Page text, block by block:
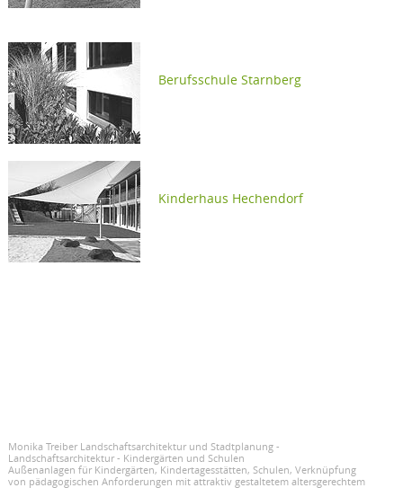
Berufsschule Starnberg
Kinderhaus Hechendorf
Monika Treiber Landschaftsarchitektur und Stadtplanung -
Landschaftsarchitektur - Kindergärten und Schulen
Außenanlagen für Kindergärten, Kindertagesstätten, Schulen, Verknüpfung
von pädagogischen Anforderungen mit attraktiv gestaltetem altersgerechtem